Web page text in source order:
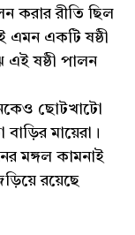
করার রীতি ছিল
এমন একটি ষষ্ঠী
এই ষষ্ঠী পালন
ছোটখাটো
মায়েরা।
মঙ্গল কামনাই
রয়েছে